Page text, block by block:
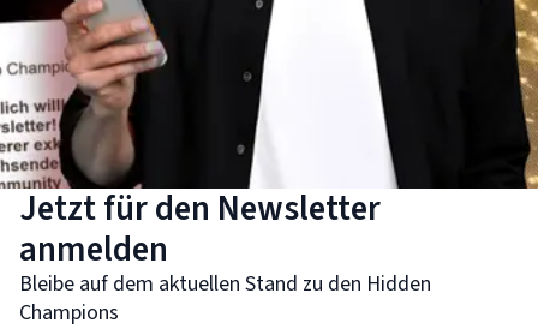
Jetzt für den Newsletter
anmelden
Bleibe auf dem aktuellen Stand zu den Hidden
Champions